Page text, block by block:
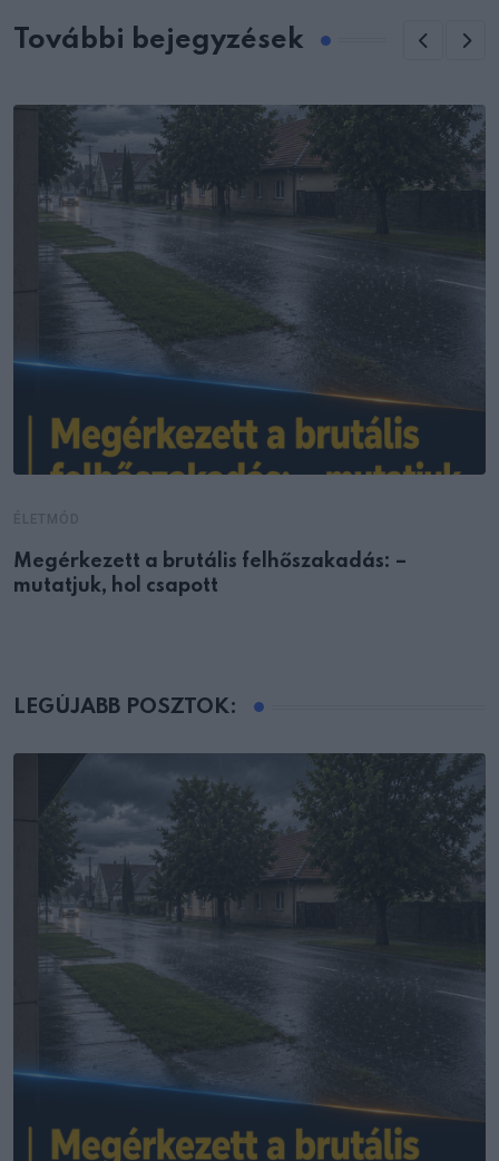
További bejegyzések
Megérkezett a brutális felhőszakadás: –
mutatjuk, hol csapott
LEGÚJABB POSZTOK: